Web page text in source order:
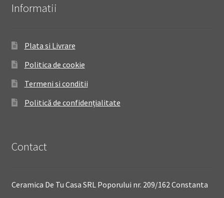
Informatii
Plata si Livrare
Politica de cookie
Termeni si conditii
Politică de confidențialitate
Contact
Ceramica De Tu Casa SRL Poporului nr. 209/162 Constanta